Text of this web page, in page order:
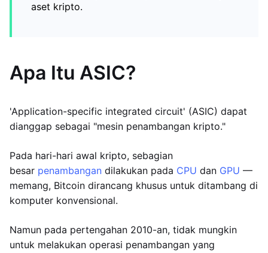
aset kripto.
Apa Itu ASIC?
'Application-specific integrated circuit' (ASIC) dapat
dianggap sebagai "mesin penambangan kripto."
Pada hari-hari awal kripto, sebagian
besar penambangan dilakukan pada CPU dan GPU —
memang, Bitcoin dirancang khusus untuk ditambang di
komputer konvensional.
Namun pada pertengahan 2010-an, tidak mungkin
untuk melakukan operasi penambangan yang